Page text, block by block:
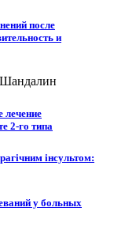
после
и
лечение
2-го типа
інсультом:
у больных